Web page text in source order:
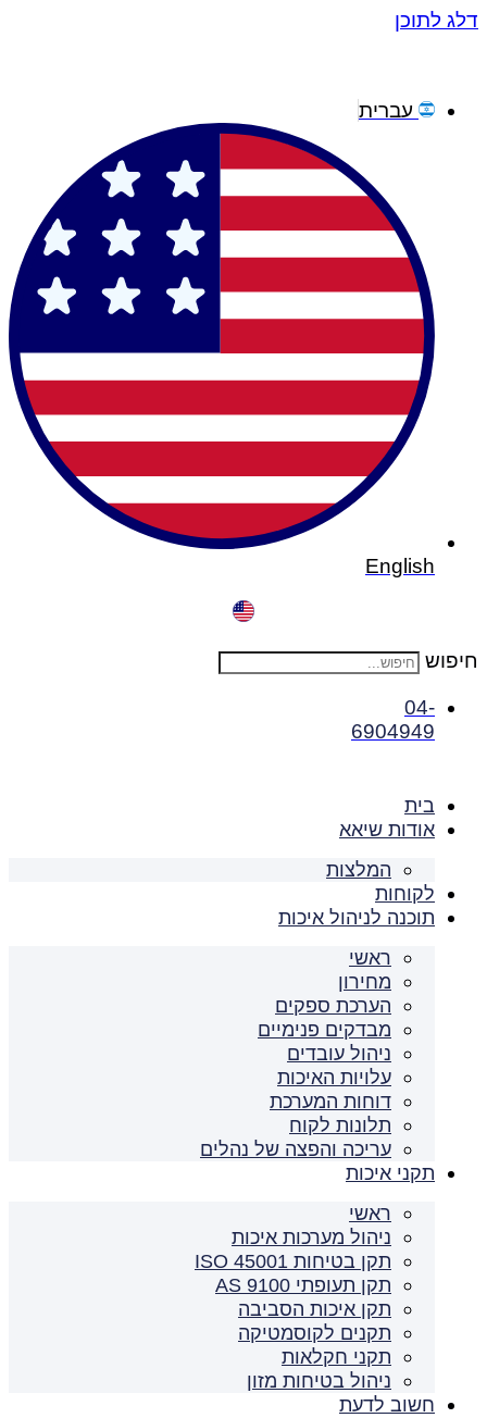
דלג לתוכן
עברית
English
חיפוש
04-
6904949
בית
אודות שיאא
המלצות
לקוחות
תוכנה לניהול איכות
ראשי
מחירון
הערכת ספקים
מבדקים פנימיים
ניהול עובדים
עלויות האיכות
דוחות המערכת
תלונות לקוח
עריכה והפצה של נהלים
תקני איכות
ראשי
ניהול מערכות איכות
תקן בטיחות ISO 45001
תקן תעופתי AS 9100
תקן איכות הסביבה
תקנים לקוסמטיקה
תקני חקלאות
ניהול בטיחות מזון
חשוב לדעת